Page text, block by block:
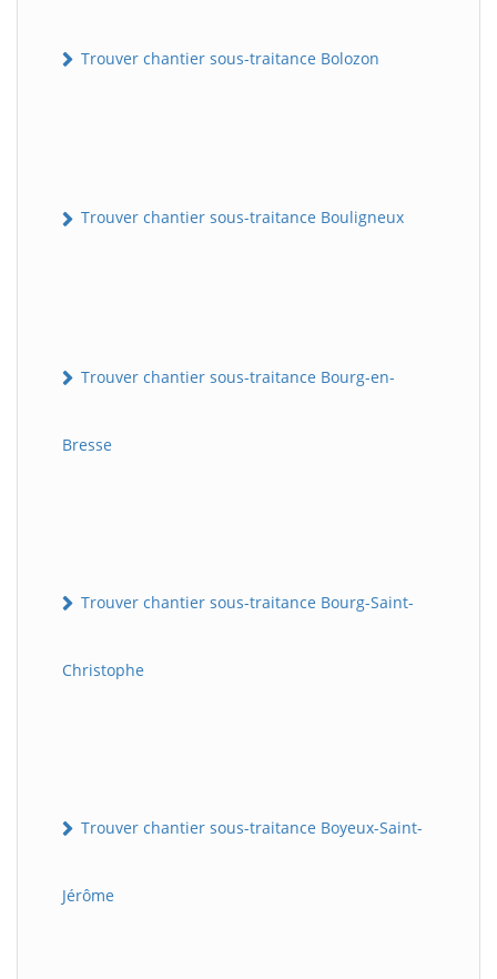
Trouver chantier sous-traitance Bolozon
Trouver chantier sous-traitance Bouligneux
Trouver chantier sous-traitance Bourg-en-
Bresse
Trouver chantier sous-traitance Bourg-Saint-
Christophe
Trouver chantier sous-traitance Boyeux-Saint-
Jérôme